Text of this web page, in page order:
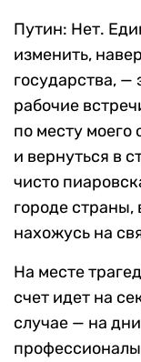
Путин: Нет.
изменить,
государства, —
рабочие
по месту моего
и вернуться в
чисто
городе страны,
нахожусь на
На месте
счет идет на
случае — на